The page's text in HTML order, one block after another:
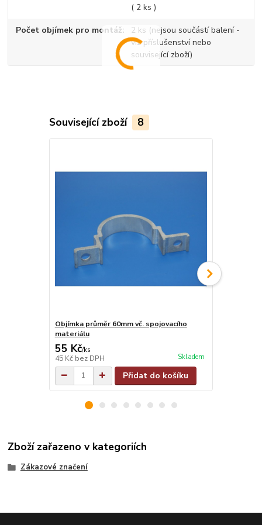
( 2 ks )
Počet objímek pro montáž
2 ks (nejsou součástí balení -
viz příslušenství nebo
související zboží)
Související zboží 8
Objímka průměr 60mm vč. spojovacího
materiálu
55 Kč/ks
45 Kč bez DPH Skladem
Přidat do košíku
Zboží zařazeno v kategoriích
Zákazové značení